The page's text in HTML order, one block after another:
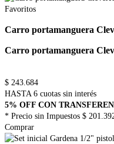
Favoritos
Carro portamanguera
Carro portamanguera
$ 243.684
HASTA 6 cuotas sin interés
5% OFF CON
* Precio sin Impuestos $
Comprar